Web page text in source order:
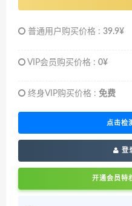
普通用户购买价格 : 39.9¥
VIP会员购买价格 : 0¥
终身VIP购买价格 : 免费
点击检
登
开通会员特